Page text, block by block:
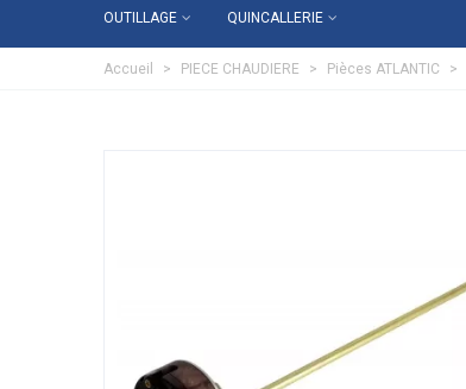
OUTILLAGE QUINCALLERIE
Accueil > PIECE CHAUDIERE > Pièces ATLANTIC >